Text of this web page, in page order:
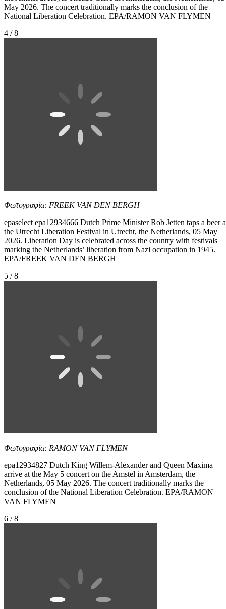
May 2026. The concert traditionally marks the conclusion of the
National Liberation Celebration. EPA/RAMON VAN FLYMEN
4 / 8
Φωτογραφία: FREEK VAN DEN BERGH
epaselect epa12934666 Dutch Prime Minister Rob Jetten taps a beer
the Utrecht Liberation Festival in Utrecht, the Netherlands, 05 May
2026. Liberation Day is celebrated across the country with festivals
marking the Netherlands’ liberation from Nazi occupation in 1945.
EPA/FREEK VAN DEN BERGH
5 / 8
Φωτογραφία: RAMON VAN FLYMEN
epa12934827 Dutch King Willem-Alexander and Queen Maxima
arrive at the May 5 concert on the Amstel in Amsterdam, the
Netherlands, 05 May 2026. The concert traditionally marks the
conclusion of the National Liberation Celebration. EPA/RAMON
VAN FLYMEN
6 / 8